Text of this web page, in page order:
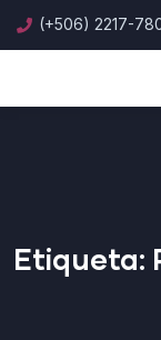
(+506) 2217-
Etiqueta: